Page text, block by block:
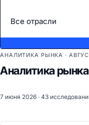
АНАЛИТИКА РЫНКА ·
Аналитика рынка
7 июня 2026 · 43